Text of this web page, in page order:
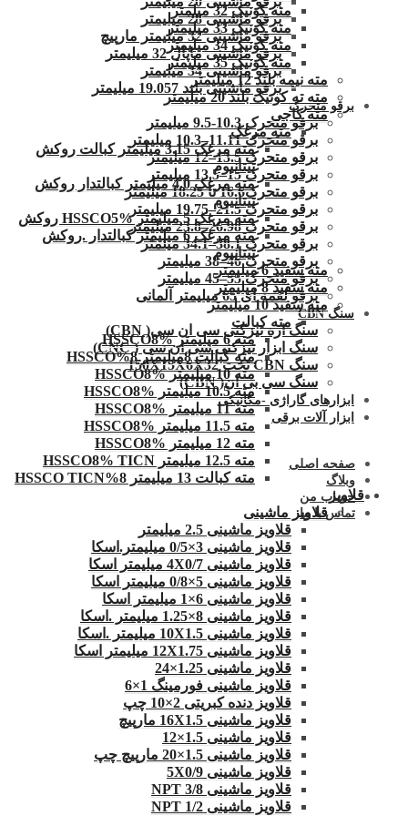
برقو ماشینی 28 میلیمتر
برقو ماشینی 32 میلیمتر مارپیچ
برقو ماشینی ماپال 32 میلیمتر
برقو ماشینی 34 میلیمتر
برقو ماشینی بلند 19.057 میلیمتر
برقو متحرک
برقو متحرک 10.3-9.5 میلیمتر
برقو متحرک 11.11–10.3 میلیمتر
برقو متحرک 13.5–12 میلیمتر
برقو متحرک 15–13.5 میلیمتر
برقو متحرک16.6 تا 18.25 میلیمتر
برقو متحرک 21.5–19.75 میلیمتر
برقو متحرک 26.98–23.8 میلیمتر
برقو متحرک 38.1–34.1 میلمتر
برقو متحرک 46–38 میلیمتر
برقو متحرک 55–45 میلیمتر
برقو لقمه ای 65 میلیمتر آلمانی
سنگ CBN
سنگ اره تیزکنی سی ان سی( CBN)
سنگ ابزار تیزکنی سی ان سی ( CNC)
سنگ CBN تخت 150X15X6X32
سنگ سی بی ان( CBN)
ابزارهای گاراژی -مکانیکی
ابزار آلات برقی
صفحه اصلی
وبلاگ
حساب من
تماس با ما
مته کونیک 32 میلمتر
مته کونیک 33 میلیمتر
مته کونیک 34 میلیمتر
مته کونیک 35 میلیمتر
مته نیمه بلند 12 میلیمتر
مته ته کونیک بلند 20 میلیمتر
مته کاجی
مته مرغک
مته مرغک 3.15 میلیمتر کبالت روکش
تیتانیوم
مته مرغک 4.0 میلیمتر کبالتدار روکش
تیتانیوم
مته مرغک 5 میلیمتر HSSCO5% روکش
مته مرغک 6 میلیمتر کبالتدار .روکش
تیتانیوم
مته سفید 6 میلیمتر
مته سفید 8 میلیمتر
مته سفید 10 میلیمتر
مته کبالت
مته 6 میلیمتر HSSCO8%
مته کبالت 8میلیمتر 8%HSSCO
مته 10 میلیمتر HSSCO8%
مته 10.5 میلیمتر HSSCO8%
مته 11 میلیمتر HSSCO8%
مته 11.5 میلیمتر HSSCO8%
مته 12 میلیمتر HSSCO8%
مته 12.5 میلیمتر HSSCO8% TICN
مته کبالت 13 میلیمتر 8%HSSCO TICN
قلاویز
قلاویز ماشینی
قلاویز ماشینی 2.5 میلیمتر
قلاویز ماشینی 3×0/5 میلیمتر.اسکا
قلاویز ماشینی 4X0/7 میلیمتر اسکا
قلاویز ماشینی 5×0/8 میلیمتر اسکا
قلاویز ماشینی 6×1 میلیمتر اسکا
قلاویز ماشینی 8×1.25 میلیمتر .اسکا
قلاویز ماشینی 10X1.5 میلیمتر .اسکا
قلاویز ماشینی 12X1.75 میلیمتر اسکا
قلاویز ماشینی 1.25×24
قلاویز ماشینی فورمینگ 1×6
قلاویز دنده کبریتی 2×10 چپ
قلاویز ماشینی 16X1.5 مارپیچ
قلاویز ماشینی 1.5×12
قلاویز ماشینی 1.5×20 مارپیچ چپ
قلاویز ماشینی 5X0/9
قلاویز ماشینی 3/8 NPT
قلاویز ماشینی 1/2 NPT